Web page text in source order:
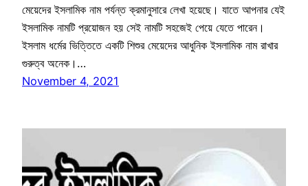
মেয়েদের ইসলামিক নাম পর্যন্ত ক্রমানুসারে লেখা হয়েছে। যাতে আপনার যেই
ইসলামিক নামটি প্রয়োজন হয় সেই নামটি সহজেই পেয়ে যেতে পারেন।
ইসলাম ধর্মের ভিত্তিতে একটি শিশুর মেয়েদের আধুনিক ইসলামিক নাম রাখার
গুরুত্ব অনেক।…
November 4, 2021